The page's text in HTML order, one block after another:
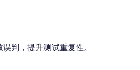
判，提升测试重复性。